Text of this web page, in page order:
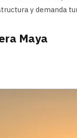
y demanda
Maya